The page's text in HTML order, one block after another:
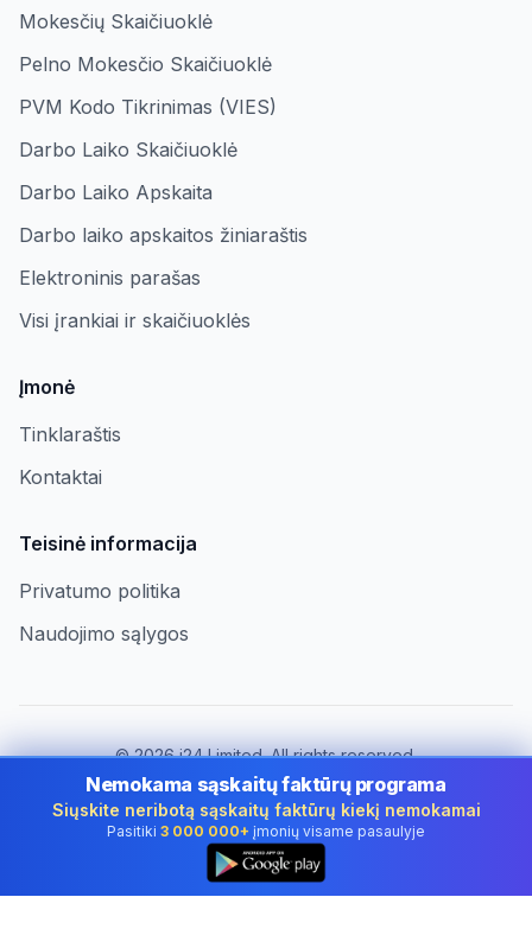
Mokesčių Skaičiuoklė
Pelno Mokesčio Skaičiuoklė
PVM Kodo Tikrinimas (VIES)
Darbo Laiko Skaičiuoklė
Darbo Laiko Apskaita
Darbo laiko apskaitos žiniaraštis
Elektroninis parašas
Visi įrankiai ir skaičiuoklės
Įmonė
Tinklaraštis
Kontaktai
Teisinė informacija
Privatumo politika
Naudojimo sąlygos
©2026i24 Limited. All rights reserved.
Įmonėms Lithuania
Keisti šalį:
Lithuania
Nemokama sąskaitų faktūrų programa
Siųskite neribotą sąskaitų faktūrų kiekį nemokamai
Pasitiki 3 000 000+ įmonių visame pasaulyje